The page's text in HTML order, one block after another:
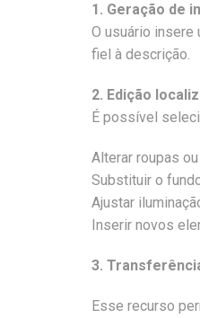
1. Geração de
O usuário insere
fiel à descrição.
2. Edição
É possível
Alterar roupas
Substituir o
Ajustar
Inserir novos
3.
Esse recurso